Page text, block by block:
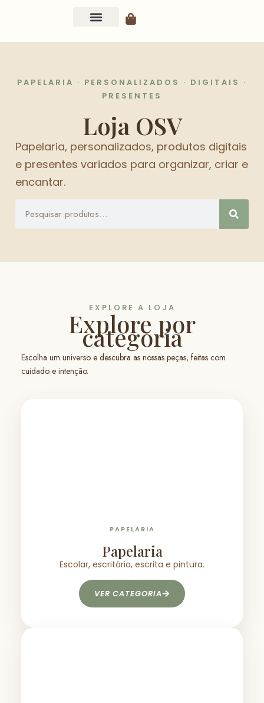
PAPELARIA · PERSONALIZADOS · DIGITAIS ·
PRESENTES
Loja OSV
Papelaria, personalizados, produtos digitais
e presentes variados para organizar, criar e
encantar.
EXPLORE A LOJA
Explore por
categoria
Escolha um universo e descubra as nossas peças, feitas com
cuidado e intenção.
PAPELARIA
Papelaria
Escolar, escritório, escrita e pintura.
VER CATEGORIA